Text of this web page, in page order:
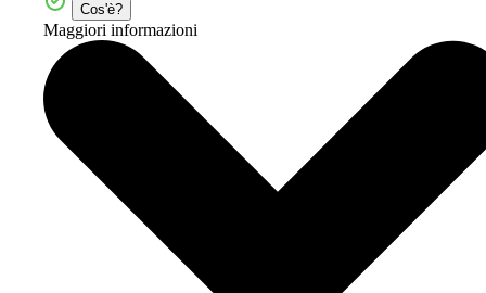
Cos'è?
Maggiori informazioni